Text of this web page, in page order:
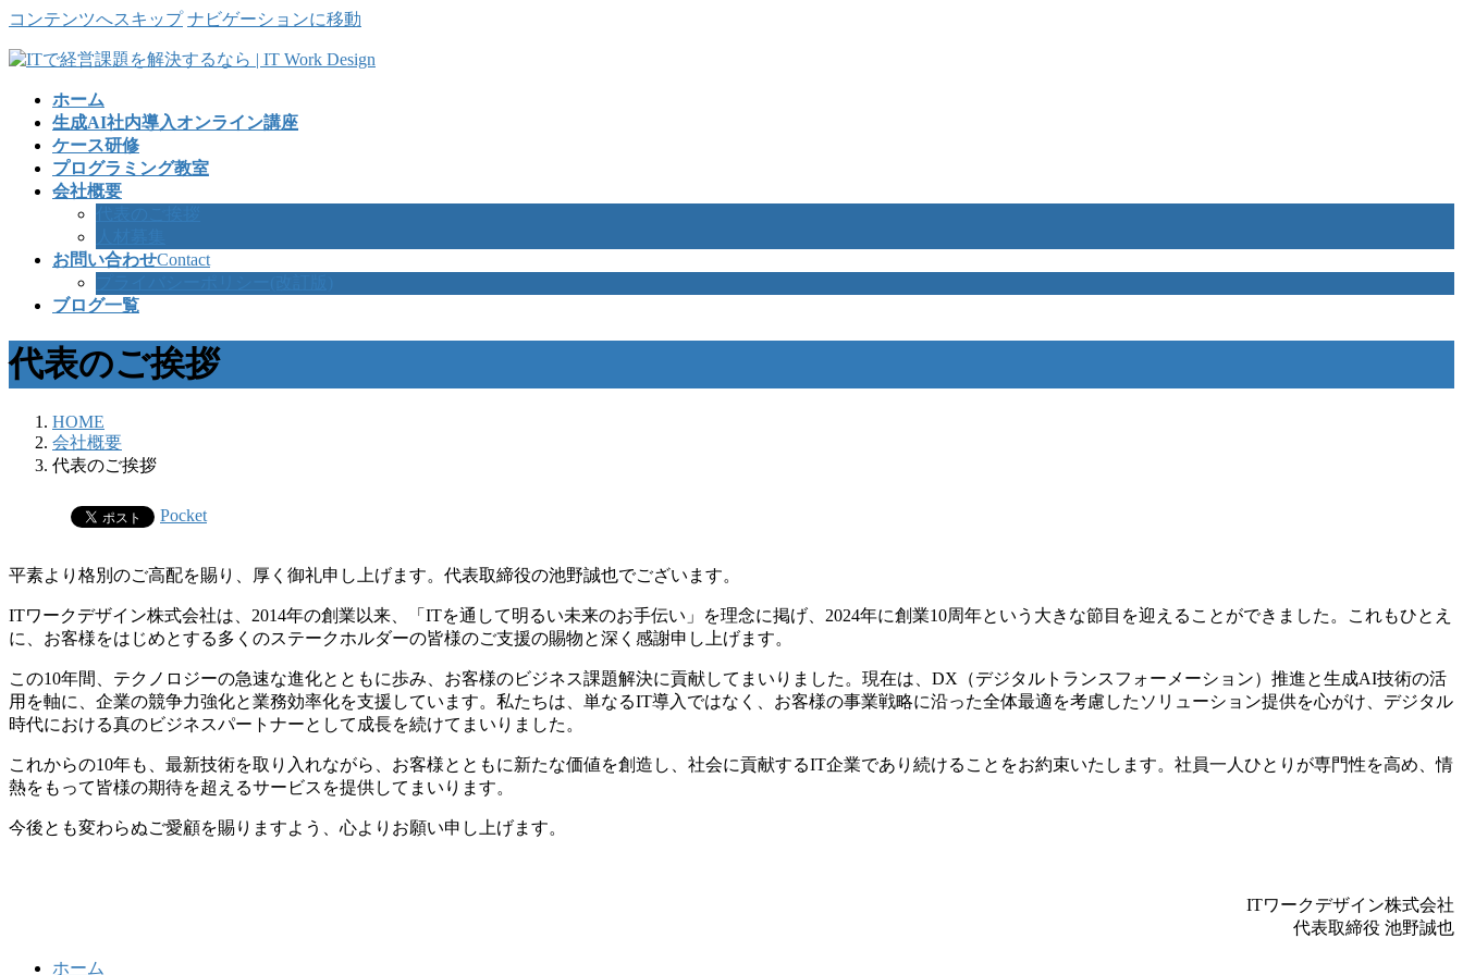
コンテンツへスキップ ナビゲーションに移動
ホーム
生成AI社内導入オンライン講座
ケース研修
プログラミング教室
会社概要
お問い合わせContact
ブログ一覧
代表のご挨拶
HOME
会社概要
代表のご挨拶
Pocket
平素より格別のご高配を賜り、厚く御礼申し上げます。代表取締役の池野誠也でございます。
ITワークデザイン株式会社は、2014年の創業以来、「ITを通して明るい未来のお手伝い」を理念に掲げ、2024年に創業10周年という大きな節目を迎えることができました。これもひとえ
に、お客様をはじめとする多くのステークホルダーの皆様のご支援の賜物と深く感謝申し上げます。
この10年間、テクノロジーの急速な進化とともに歩み、お客様のビジネス課題解決に貢献してまいりました。現在は、DX（デジタルトランスフォーメーション）推進と生成AI技術の活
用を軸に、企業の競争力強化と業務効率化を支援しています。私たちは、単なるIT導入ではなく、お客様の事業戦略に沿った全体最適を考慮したソリューション提供を心がけ、デジタル
時代における真のビジネスパートナーとして成長を続けてまいりました。
これからの10年も、最新技術を取り入れながら、お客様とともに新たな価値を創造し、社会に貢献するIT企業であり続けることをお約束いたします。社員一人ひとりが専門性を高め、情
熱をもって皆様の期待を超えるサービスを提供してまいります。
今後とも変わらぬご愛顧を賜りますよう、心よりお願い申し上げます。
ITワークデザイン株式会社
代表取締役 池野誠也
ホーム